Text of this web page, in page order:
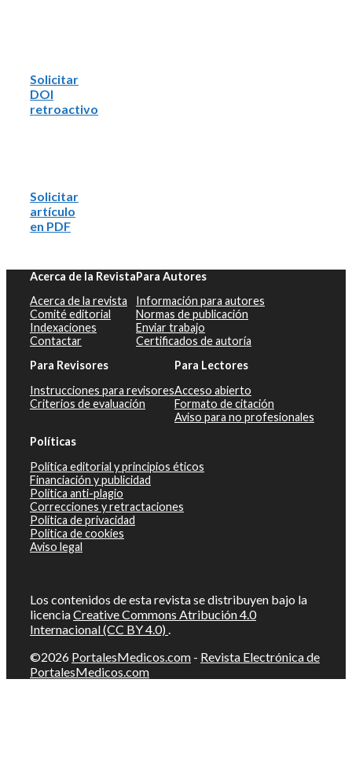
Solicitar
DOI
retroactivo
Solicitar
artículo
en PDF
Acerca de la Revista
Acerca de la revista
Comité editorial
Indexaciones
Contactar
Para Autores
Información para autores
Normas de publicación
Enviar trabajo
Certificados de autoría
Para Revisores
Instrucciones para revisores
Criterios de evaluación
Para Lectores
Acceso abierto
Formato de citación
Aviso para no profesionales
Políticas
Política editorial y principios éticos
Financiación y publicidad
Política anti-plagio
Correcciones y retractaciones
Política de privacidad
Política de cookies
Aviso legal
Los contenidos de esta revista se distribuyen bajo la
licenciaCreative Commons Atribución 4.0
Internacional (CC BY 4.0) .
©2026 PortalesMedicos.com - Revista Electrónica de
PortalesMedicos.com